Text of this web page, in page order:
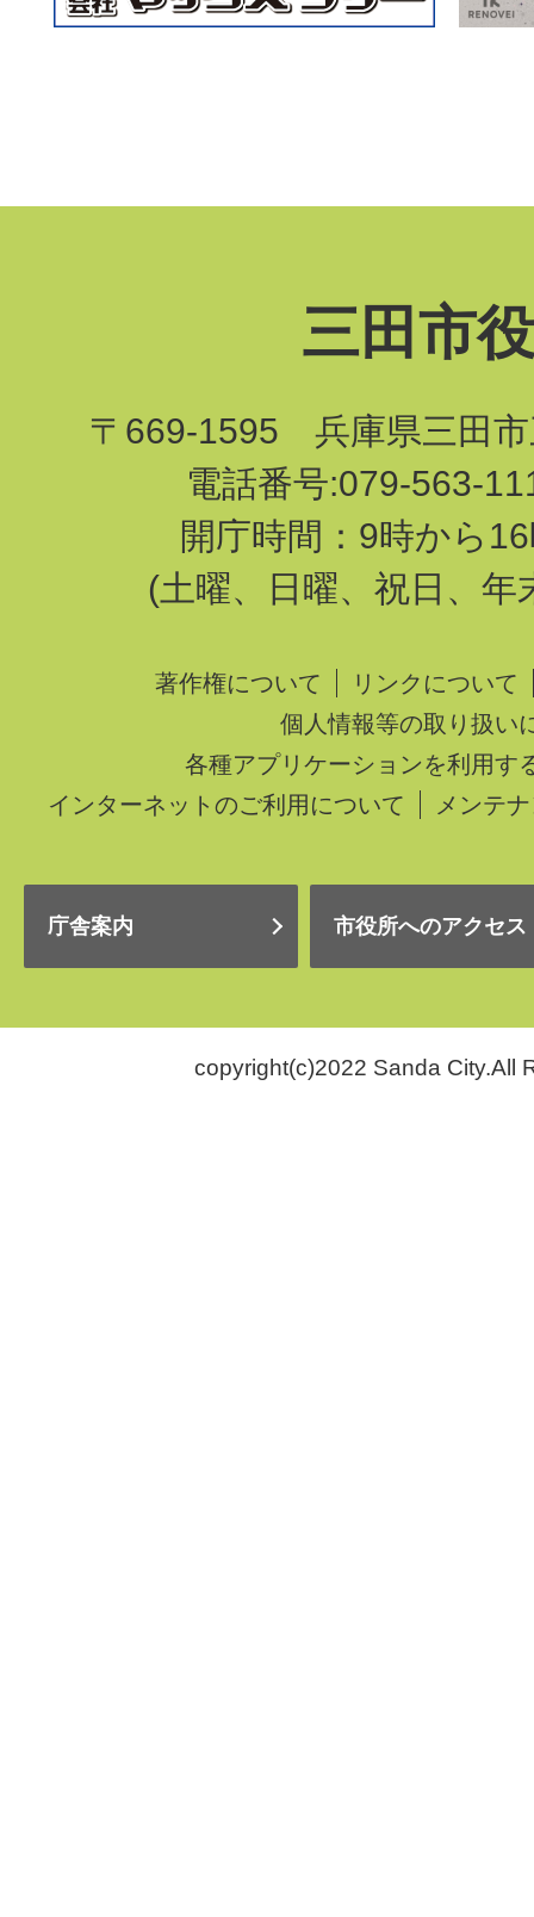
三田市
〒669-1595 兵庫県三田市
電話番号:079-563-
開庁時間：9時から
(土曜、日曜、祝日、年
著作権について
リンクについて
個人情報等の取り扱い
各種アプリケーションを利用す
インターネットのご利用について
メンテ
庁舎案内 市役所へのアクセス
copyright(c)2022 Sanda City.All